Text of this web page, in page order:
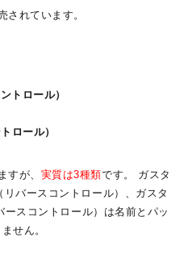
されています。
トロール）
ロール）
すが、 実質は3種類です。 ガスタ
バースコントロール）、ガスタ
スコントロール）は名前とパッ
せん。